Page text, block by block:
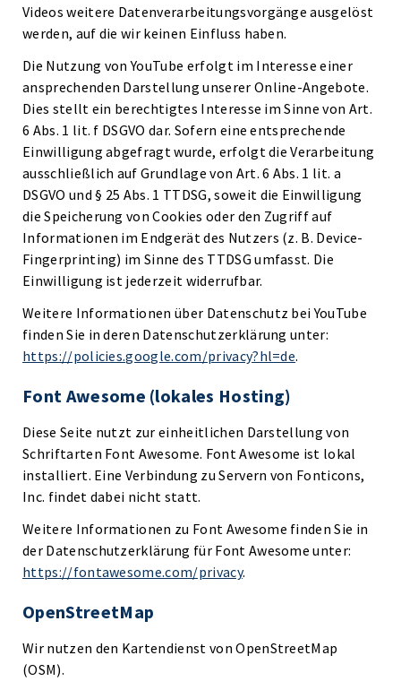
Videos weitere Datenverarbeitungsvorgänge ausgelöst
werden, auf die wir keinen Einfluss haben.
Die Nutzung von YouTube erfolgt im Interesse einer
ansprechenden Darstellung unserer Online-Angebote.
Dies stellt ein berechtigtes Interesse im Sinne von Art.
6 Abs. 1 lit. f DSGVO dar. Sofern eine entsprechende
Einwilligung abgefragt wurde, erfolgt die Verarbeitung
ausschließlich auf Grundlage von Art. 6 Abs. 1 lit. a
DSGVO und § 25 Abs. 1 TTDSG, soweit die Einwilligung
die Speicherung von Cookies oder den Zugriff auf
Informationen im Endgerät des Nutzers (z. B. Device-
Fingerprinting) im Sinne des TTDSG umfasst. Die
Einwilligung ist jederzeit widerrufbar.
Weitere Informationen über Datenschutz bei YouTube
finden Sie in deren Datenschutzerklärung unter:
https://policies.google.com/privacy?hl=de.
Font Awesome (lokales Hosting)
Diese Seite nutzt zur einheitlichen Darstellung von
Schriftarten Font Awesome. Font Awesome ist lokal
installiert. Eine Verbindung zu Servern von Fonticons,
Inc. findet dabei nicht statt.
Weitere Informationen zu Font Awesome finden Sie in
der Datenschutzerklärung für Font Awesome unter:
https://fontawesome.com/privacy.
OpenStreetMap
Wir nutzen den Kartendienst von OpenStreetMap
(OSM).